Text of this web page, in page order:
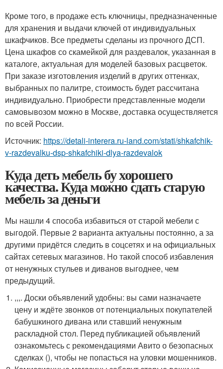
Кроме того, в продаже есть ключницы, предназначенные
для хранения и выдачи ключей от индивидуальных
шкафчиков. Все предметы сделаны из прочного ДСП.
Цена шкафов со скамейкой для раздевалок, указанная в
каталоге, актуальная для моделей базовых расцветок.
При заказе изготовления изделий в других оттенках,
выбранных по палитре, стоимость будет рассчитана
индивидуально. Приобрести представленные модели
самовывозом можно в Москве, доставка осуществляется
по всей России.
Источник: https://detali-interera.ru-land.com/stati/shkafchik-
v-razdevalku-dsp-shkafchiki-dlya-razdevalok
Куда деть мебель бу хорошего
качества. Куда можно сдать старую
мебель за деньги
Мы нашли 4 способа избавиться от старой мебели с
выгодой. Первые 2 варианта актуальны постоянно, а за
другими придётся следить в соцсетях и на официальных
сайтах сетевых магазинов. Но такой способ избавления
от ненужных стульев и диванов выгоднее, чем
предыдущий.
,,,. Доски объявлений удобны: вы сами назначаете
цену и ждёте звонков от потенциальных покупателей
бабушкиного дивана или ставший ненужным
раскладной стол. Перед публикацией объявлений
ознакомьтесь с рекомендациями Авито о безопасных
сделках (), чтобы не попасться на уловки мошенников.